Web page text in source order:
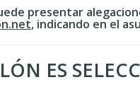
presentar
, indicando en el
ES